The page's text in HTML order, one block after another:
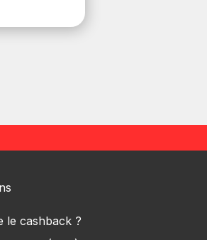
le cashback ?